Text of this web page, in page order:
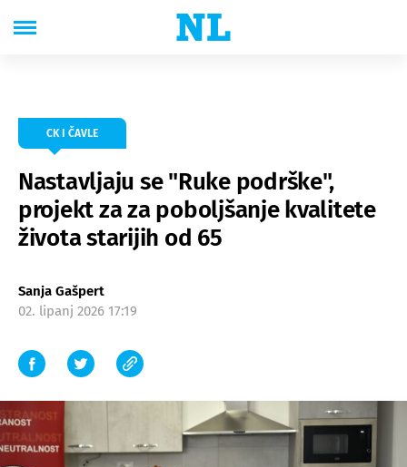
CK I ČAVLE
Nastavljaju se "Ruke podrške",
projekt za za poboljšanje kvalitete
života starijih od 65
Sanja Gašpert
02. lipanj 2026 17:19